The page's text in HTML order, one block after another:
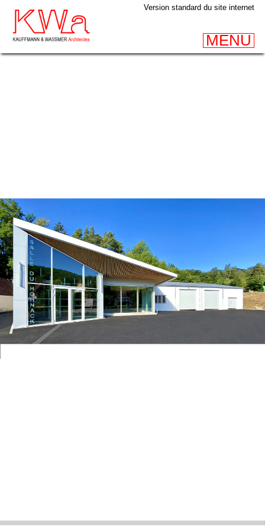
Version standard du site internet
MENU